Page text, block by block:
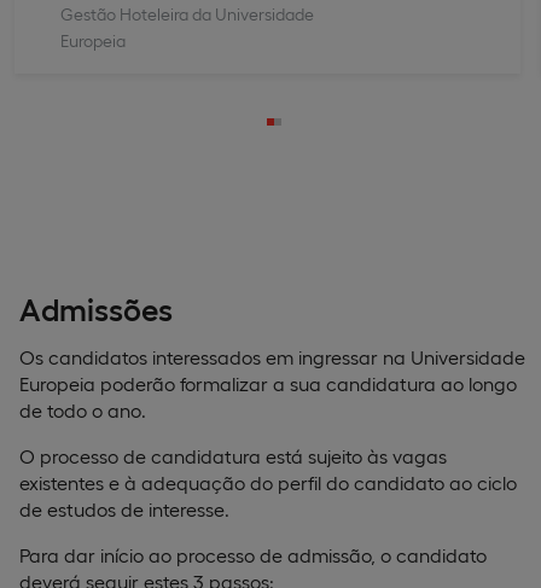
Gestão Hoteleira da Universidade
Europeia
Admissões
Os candidatos interessados em ingressar na Universidade
Europeia poderão formalizar a sua candidatura ao longo
de todo o ano.
O processo de candidatura está sujeito às vagas
existentes e à adequação do perfil do candidato ao ciclo
de estudos de interesse.
Para dar início ao processo de admissão, o candidato
deverá seguir estes 3 passos: